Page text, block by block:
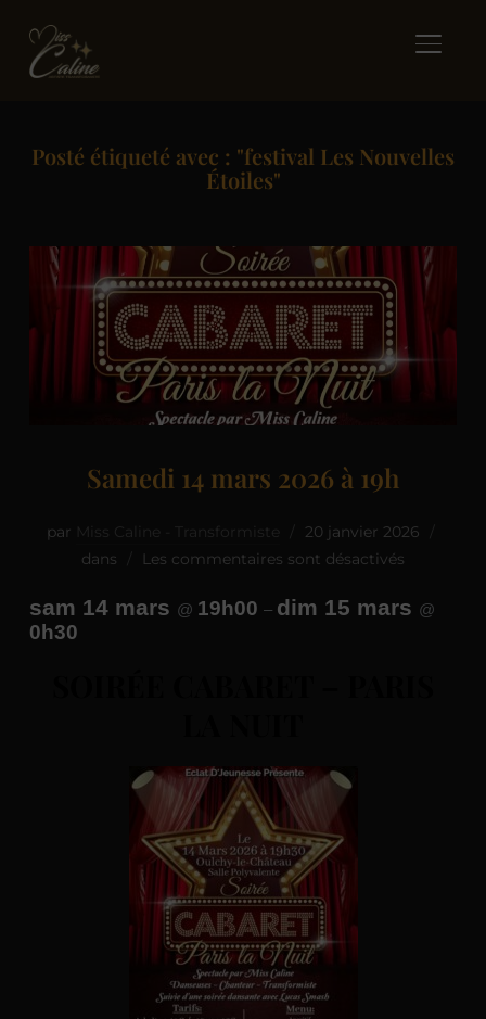
Posté étiqueté avec : "festival Les Nouvelles
Étoiles"
Samedi 14 mars 2026 à 19h
par
20 janvier 2026
dans
Les commentaires sont désactivés
sam 14 mars @ 19h00 – dim 15 mars @
0h30